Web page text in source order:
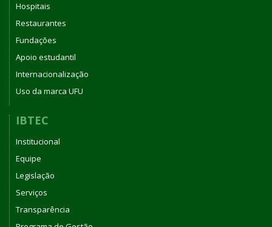
Hospitais
Restaurantes
Fundações
Apoio estudantil
Internacionalização
Uso da marca UFU
IBTEC
Institucional
Equipe
Legislação
Serviços
Transparência